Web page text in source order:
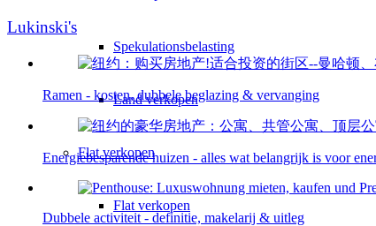
Spekulationsbelasting
Land verkopen
Flatverkopen
Flat verkopen
Lukinski's
Ramen - kosten, dubbele beglazing & vervanging
Energiebesparende huizen - alles wat belangrijk is voor
Dubbele activiteit - definitie, makelarij & uitleg